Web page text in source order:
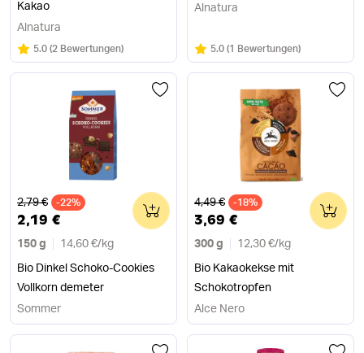
Kakao
Alnatura
Bewertung:
5.0/5
(2 Bewertungen)
Alnatura
Bewertung:
5.0/5
(1 Bewertungen)
Alter Preis
2,79 € -22%
2,19 €
150 g 14,60 €/ kg
Bio Dinkel Schoko-Cookies
Vollkorn demeter
0
Sommer
Alter Preis
4,49 € -18%
3,69 €
300 g 12,30 €/ kg
Bio Kakaokekse mit
Schokotropfen
0
Alce Nero